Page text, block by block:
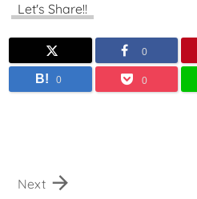
Let's Share!!
0
B! 0 0

Next